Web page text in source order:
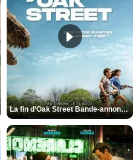
La fin d’Oak Street Bande-annonce VO STFR